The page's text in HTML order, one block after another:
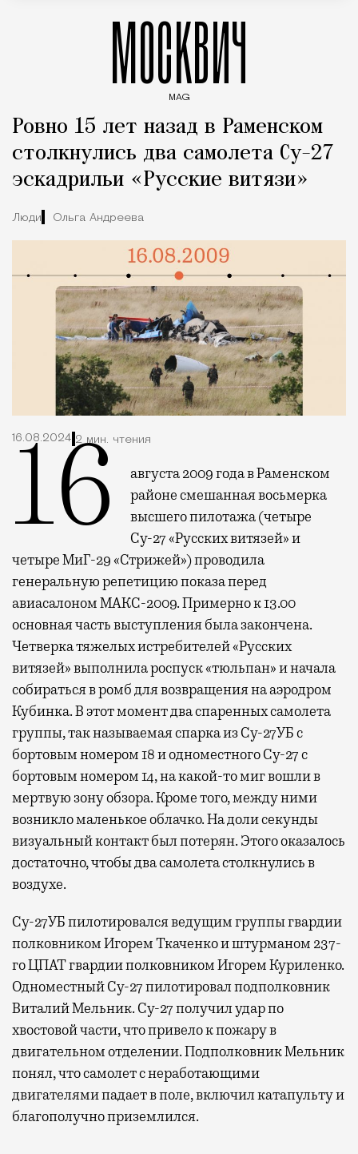
МОСКВИЧ
MAG
Ровно 15 лет назад в Раменском
столкнулись два самолета Су-27
эскадрильи «Русские витязи»
Люди Ольга Андреева
16.08.2024 2 мин. чтения
16
августа 2009 года в Раменском
районе смешанная восьмерка
высшего пилотажа (четыре
Су-27 «Русских витязей» и
четыре МиГ-29 «Стрижей») проводила
генеральную репетицию показа перед
авиасалоном МАКС-2009. Примерно к 13.00
основная часть выступления была закончена.
Четверка тяжелых истребителей «Русских
витязей» выполнила роспуск «тюльпан» и начала
собираться в ромб для возвращения на аэродром
Кубинка. В этот момент два спаренных самолета
группы, так называемая спарка из Су-27УБ с
бортовым номером 18 и одноместного Су-27 с
бортовым номером 14, на какой-то миг вошли в
мертвую зону обзора. Кроме того, между ними
возникло маленькое облачко. На доли секунды
визуальный контакт был потерян. Этого оказалось
достаточно, чтобы два самолета столкнулись в
воздухе.
Су-27УБ пилотировался ведущим группы гвардии
полковником Игорем Ткаченко и штурманом 237-
го ЦПАТ гвардии полковником Игорем Куриленко.
Одноместный Су-27 пилотировал подполковник
Виталий Мельник. Су-27 получил удар по
хвостовой части, что привело к пожару в
двигательном отделении. Подполковник Мельник
понял, что самолет с неработающими
двигателями падает в поле, включил катапульту и
благополучно приземлился.